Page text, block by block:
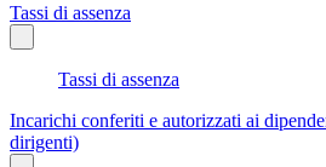
Tassi di assenza
Tassi di assenza
Incarichi conferiti e autorizzati ai
dirigenti)